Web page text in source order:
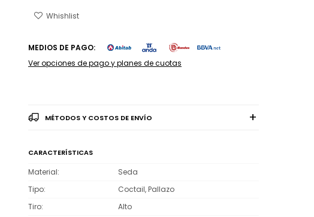
MEDIOS DE PAGO:
Ver opciones de pago y planes de cuotas
MÉTODOS Y COSTOS DE ENVÍO
CARACTERÍSTICAS
Material
Seda
Tipo
Coctail, Pallazo
Tiro
Alto